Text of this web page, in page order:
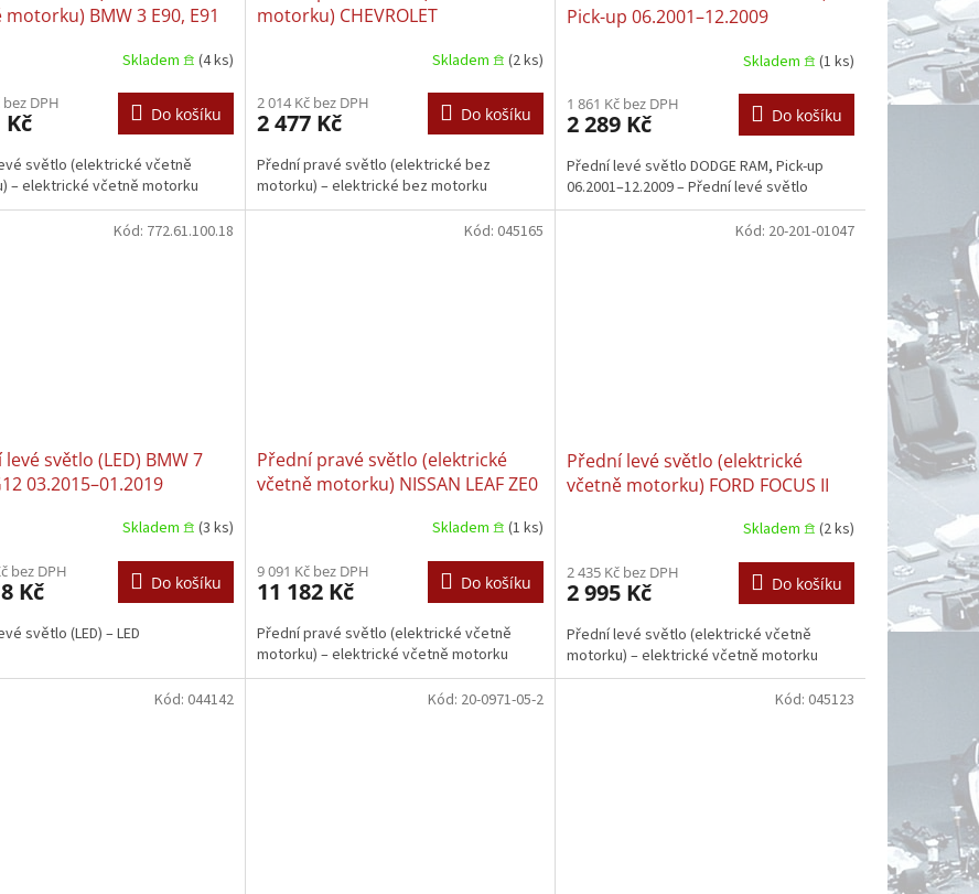
BMW 3 E90, E91
Skladem 𖠿 (4 ks)
bez DPH
Kč Do košíku
světlo (elektrické včetně
– elektrické včetně motorku
motorku) CHEVROLET
AVEO/KALOS 05.2003–04.2005
Skladem 𖠿 (2 ks)
2 014 Kč bez DPH
2 477 Kč Do košíku
Přední pravé světlo (elektrické bez
motorku) – elektrické bez motorku
Pick-up 06.2001–12.2009
Skladem 𖠿 (1 ks)
1 861 Kč bez DPH
2 289 Kč Do košíku
Přední levé světlo DODGE RAM, Pick-up
06.2001–12.2009 – Přední levé světlo
světlo (LED) BMW 7
03.2015–01.2019
Skladem 𖠿 (3 ks)
bez DPH
Kč Do košíku
světlo (LED) – LED
Kód: 772.61.100.18
Přední pravé světlo (elektrické
včetně motorku) NISSAN LEAF ZE0
Skladem 𖠿 (1 ks)
9 091 Kč bez DPH
11 182 Kč Do košíku
Přední pravé světlo (elektrické včetně
motorku) – elektrické včetně motorku
Kód: 045165
Přední levé světlo (elektrické
včetně motorku) FORD FOCUS II
Skladem 𖠿 (2 ks)
2 435 Kč bez DPH
2 995 Kč Do košíku
Přední levé světlo (elektrické včetně
motorku) – elektrické včetně motorku
Kód: 20-201-01047
Kód: 044142 Kód: 20-0971-05-2 Kód: 045123